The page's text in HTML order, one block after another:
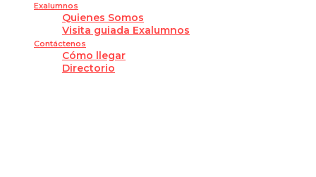
Exalumnos
Quienes Somos
Visita guiada Exalumnos
Contáctenos
Cómo llegar
Directorio